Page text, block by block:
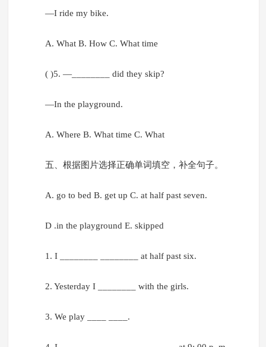
—I ride my bike.
A. What B. How C. What time
( )5. —________ did they skip?
—In the playground.
A. Where B. What time C. What
五、根据图片选择正确单词填空，补全句子。
A. go to bed B. get up C. at half past seven.
D .in the playground E. skipped
1. I ________ ________ at half past six.
2. Yesterday I ________ with the girls.
3. We play ____ ____.